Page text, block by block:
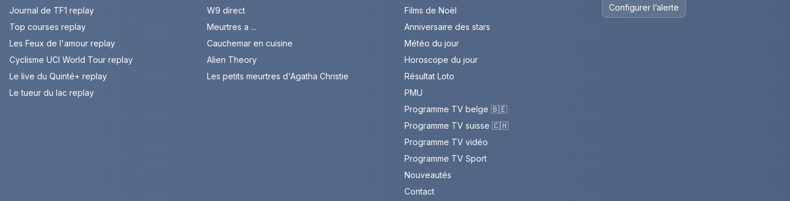
Journal de TF1 replay
Top courses replay
Les Feux de l'amour replay
Cyclisme UCI World Tour replay
Le live du Quinté+ replay
Le tueur du lac replay
W9 direct
Meurtres a ...
Cauchemar en cuisine
Alien Theory
Les petits meurtres d'Agatha Christie
Films de Noël
Anniversaire des stars
Météo du jour
Horoscope du jour
Résultat Loto
PMU
Programme TV belge 🇧🇪
Programme TV suisse 🇨🇭
Programme TV vidéo
Programme TV Sport
Nouveautés
Contact
Configurer l’alerte